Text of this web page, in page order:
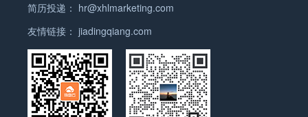
简历投递： hr@xhlmarketing.com
友情链接： jiadingqiang.com